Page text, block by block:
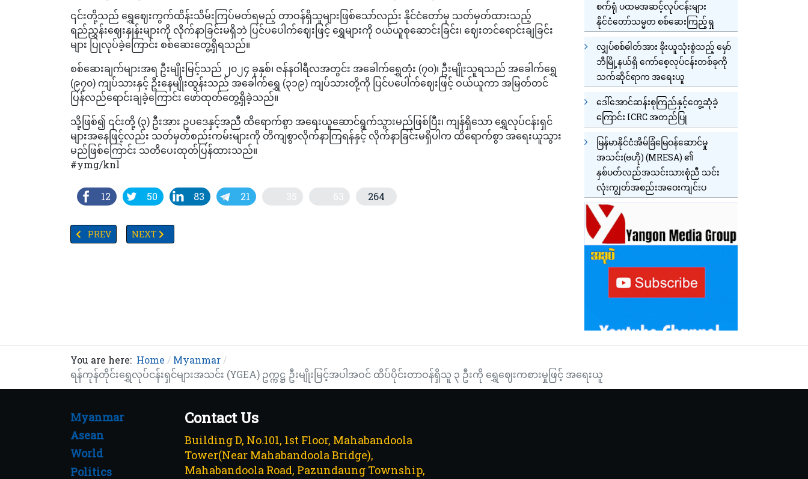
၎င်းတို့သည် ရွှေဈေးကွက်ထိန်းသိမ်းကြပ်မတ်ရမည့် တာဝန်ရှိသူများဖြစ်သော်လည်း နိုင်ငံတော်မှ သတ်မှတ်ထားသည့်
ရည်ညွှန်းဈေးနှုန်းများကို လိုက်နာခြင်းမရှိဘဲ ပြင်ပပေါက်ဈေးဖြင့် ရွှေများကို ဝယ်ယူစုဆောင်းခြင်း၊ ဈေးတင်ရောင်းချခြင်း
များ ပြုလုပ်ခဲ့ကြောင်း စစ်ဆေးတွေ့ရှိရသည်။
စစ်ဆေးချက်များအရ ဦးမျိုးမြင့်သည် ၂၀၂၄ ခုနှစ်၊ ဇန်နဝါရီလအတွင်း အခေါက်ရွှေတုံး (၇၀)၊ ဦးမျိုးသူရသည် အခေါက်ရွှေ
(၉၇၀) ကျပ်သားနှင့် ဦးနေမျိုးထွန်းသည် အခေါက်ရွှေ (၃၁၉) ကျပ်သားတို့ကို ပြင်ပပေါက်ဈေးဖြင့် ဝယ်ယူကာ အမြတ်တင်
ပြန်လည်ရောင်းချခဲ့ကြောင်း ဖော်ထုတ်တွေ့ရှိခဲ့သည်။
သို့ဖြစ်၍ ၎င်းတို့ (၃) ဦးအား ဥပဒေနှင့်အညီ ထိရောက်စွာ အရေးယူဆောင်ရွက်သွားမည်ဖြစ်ပြီး၊ ကျန်ရှိသော ရွှေလုပ်ငန်းရှင်
များအနေဖြင့်လည်း သတ်မှတ်စည်းကမ်းများကို တိကျစွာလိုက်နာကြရန်နှင့် လိုက်နာခြင်းမရှိပါက ထိရောက်စွာ အရေးယူသွား
မည်ဖြစ်ကြောင်း သတိပေးထုတ်ပြန်ထားသည်။
#ymg/knl
12 50 83 21 35 63 264
PREVIOUS ARTICLE: ပြည်ထောင်စုနေ့နှင့် တရုတ်နှစ်သစ်ကူးရုံးပိတ်ရက်ကာလအတွင်း အထူးရထားများပြေးဆွဲမည်
PREV NEXT ARTICLE: TV YANGON TIMES ရဲ့ နေ့စဉ်သတင်းအစီအစဉ်(တိုက်ရိုက်)
NEXT
စက်ရုံ ပထမအဆင့်လုပ်ငန်းများ
နိုင်ငံတော်သမ္မတ စစ်ဆေးကြည့်ရှု
လျှပ်စစ်ဓါတ်အား ခိုးယူသုံးစွဲသည့် မှော်
ဘီမြို့နယ်ရှိ ကော်စေ့လုပ်ငန်းတစ်ခုကို
သက်ဆိုင်ရာက အရေးယူ
ဒေါ်အောင်ဆန်းစုကြည်နှင့်တွေ့ဆုံခဲ့
ကြောင်း ICRC အတည်ပြု
မြန်မာနိုင်ငံအိမ်ခြံမြေဝန်ဆောင်မှု
အသင်း(ဗဟို) (MRESA) ၏
နှစ်ပတ်လည်အသင်းသားစုံညီ သင်း
လုံးကျွတ်အစည်းအဝေးကျင်းပ
You are here: Home
Myanmar
ရန်ကုန်တိုင်းရွှေလုပ်ငန်းရှင်များအသင်း (YGEA) ဥက္ကဋ္ဌ ဦးမျိုးမြင့်အပါအဝင် ထိပ်ပိုင်းတာဝန်ရှိသူ ၃ ဦးကို ရွှေဈေးကစားမှုဖြင့် အရေးယူ
Myanmar
Asean
World
Politics
Contact Us
Building D, No.101, 1st Floor, Mahabandoola
Tower(Near Mahabandoola Bridge),
Mahabandoola Road, Pazundaung Township,